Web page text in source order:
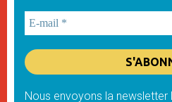
Nous envoyons la newsletter